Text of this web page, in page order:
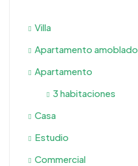
Villa
Apartamento amoblado
Apartamento
3 habitaciones
Casa
Estudio
Commercial